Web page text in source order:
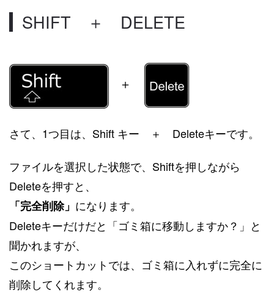
SHIFT ＋ DELETE
＋
さて、1つ目は、Shift キー ＋ Deleteキーです。
ファイルを選択した状態で、Shiftを押しながら
Deleteを押すと、
「完全削除」 になります。
Deleteキーだけだと「ゴミ箱に移動しますか？」と
聞かれますが、
このショートカットでは、ゴミ箱に入れずに完全に
削除してくれます。